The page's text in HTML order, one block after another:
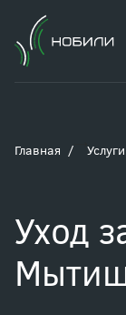
Главная Услуги
Уход